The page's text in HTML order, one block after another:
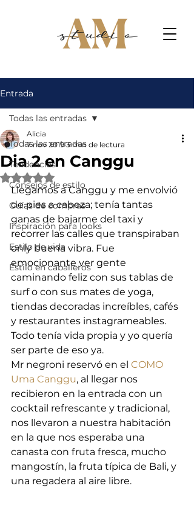
Entrada
Todas las entradas
Tendencias
Consejos de estilo
Guías de compras
Inspiración para looks
Estilo de vida
Estilo en caballeros
Todas las entradas
Dia 2 en Canggu
Alicia
7 nov 2019 3 min de lectura
Obtuvo NaN de 5 estrellas.
Llegamos a Canggu y me envolvió
de pies a cabeza; tenía tantas
ganas de bajarme del taxi y
recorrer las calles que transpiraban
only buena vibra. Fue
emocionante ver gente
caminando feliz con sus tablas de
surf o con sus mates de yoga,
tiendas decoradas increíbles, cafés
y restaurantes instagrameables.
Todo tenía vida propia y yo quería
ser parte de eso ya.
Mr negroni reservó en el COMO
Uma Canggu, al llegar nos
recibieron en la entrada con un
cocktail refrescante y tradicional,
nos llevaron a nuestra habitación
en la que nos esperaba una
canasta con fruta fresca, mucho
mangostín, la fruta típica de Bali, y
una regadera al aire libre.